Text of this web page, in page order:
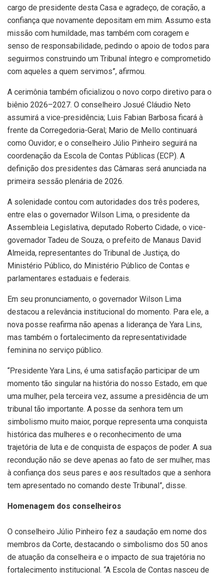
cargo de presidente desta Casa e agradeço, de coração, a
confiança que novamente depositam em mim. Assumo esta
missão com humildade, mas também com coragem e
senso de responsabilidade, pedindo o apoio de todos para
seguirmos construindo um Tribunal íntegro e comprometido
com aqueles a quem servimos”, afirmou.
A cerimônia também oficializou o novo corpo diretivo para o
biênio 2026–2027. O conselheiro Josué Cláudio Neto
assumirá a vice-presidência; Luis Fabian Barbosa ficará à
frente da Corregedoria-Geral; Mario de Mello continuará
como Ouvidor; e o conselheiro Júlio Pinheiro seguirá na
coordenação da Escola de Contas Públicas (ECP). A
definição dos presidentes das Câmaras será anunciada na
primeira sessão plenária de 2026.
A solenidade contou com autoridades dos três poderes,
entre elas o governador Wilson Lima, o presidente da
Assembleia Legislativa, deputado Roberto Cidade, o vice-
governador Tadeu de Souza, o prefeito de Manaus David
Almeida, representantes do Tribunal de Justiça, do
Ministério Público, do Ministério Público de Contas e
parlamentares estaduais e federais.
Em seu pronunciamento, o governador Wilson Lima
destacou a relevância institucional do momento. Para ele, a
nova posse reafirma não apenas a liderança de Yara Lins,
mas também o fortalecimento da representatividade
feminina no serviço público.
“Presidente Yara Lins, é uma satisfação participar de um
momento tão singular na história do nosso Estado, em que
uma mulher, pela terceira vez, assume a presidência de um
tribunal tão importante. A posse da senhora tem um
simbolismo muito maior, porque representa uma conquista
histórica das mulheres e o reconhecimento de uma
trajetória de luta e de conquista de espaços de poder. A sua
recondução não se deve apenas ao fato de ser mulher, mas
à confiança dos seus pares e aos resultados que a senhora
tem apresentado no comando deste Tribunal”, disse.
Homenagem dos conselheiros
O conselheiro Júlio Pinheiro fez a saudação em nome dos
membros da Corte, destacando o simbolismo dos 50 anos
de atuação da conselheira e o impacto de sua trajetória no
fortalecimento institucional. “A Escola de Contas nasceu de